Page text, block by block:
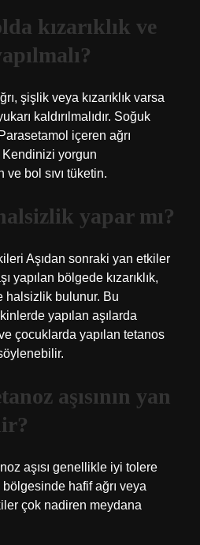
kızarıklık ve
şişlik veya kızarıklık varsa
kaldırılmalıdır. Soğuk
içeren ağrı
Kendinizi yorgun
bol sıvı tüketin.
yapar mı?
Aşıdan sonraki yan etkiler
yapılan bölgede kızarıklık,
halsizlik bulunur. Bu
yapılan aşılarda
çocuklarda yapılan tetanos
aşısının yan
aşısı genellikle iyi tolere
hafif ağrı veya
çok nadiren meydana